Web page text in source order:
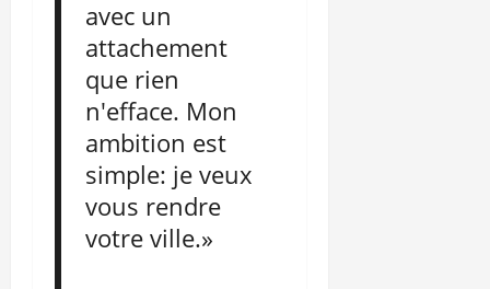
avec un
attachement
que rien
n'efface. Mon
ambition est
simple: je veux
vous rendre
votre ville.»